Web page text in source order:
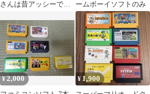
さんは昔アッシーでし
ームボーイソフトのみ
¥2,000 ¥ 1,900